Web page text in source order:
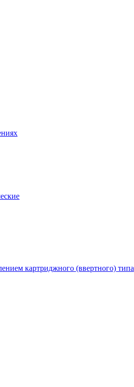
картриджного (ввертного) типа